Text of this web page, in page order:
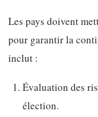
Les pays doivent
pour garantir la
inclut :
Évaluation des
élection.